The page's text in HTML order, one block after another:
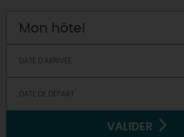
Mon hôtel
VALIDER